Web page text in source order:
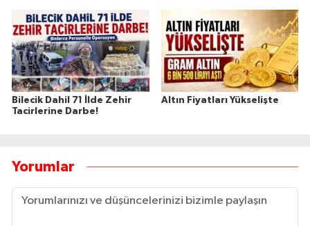
Bilecik Dahil 71 İlde Zehir
Tacirlerine Darbe!
Altın Fiyatları Yükselişte
Yorumlar